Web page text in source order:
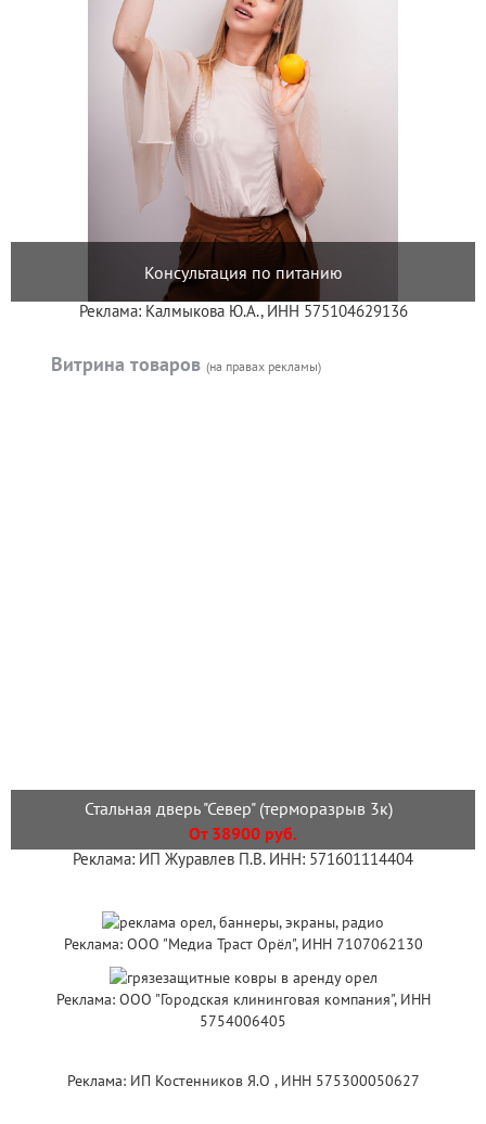
Консультация по питанию
Реклама: Калмыкова Ю.А., ИНН 575104629136
Витрина товаров (на правах рекламы)
Стальная дверь "Север" (терморазрыв 3к)
От 38900 руб.
Реклама: ИП Журавлев П.В. ИНН: 571601114404
Реклама: ООО "Медиа Траст Орёл", ИНН 7107062130
Реклама: ООО "Городская клининговая компания", ИНН
5754006405
Реклама: ИП Костенников Я.О , ИНН 575300050627